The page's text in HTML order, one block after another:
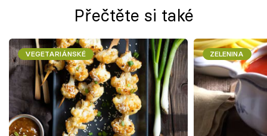
Přečtěte si také
VEGETARIÁNSKÉ ZELENINA